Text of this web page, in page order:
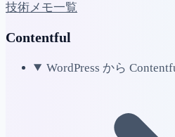
技術メモ一覧
Contentful
WordPress から